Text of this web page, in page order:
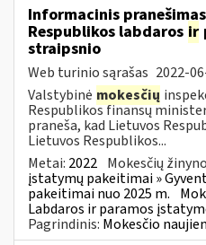
Informacinis
Respublikos labdaros ir
straipsnio
Web turinio sąrašas 2022-
Valstybinė mokesčių
Respublikos finansų
praneša, kad Lietuvos
Lietuvos Respublikos...
Metai: 2022 Mokesčių
įstatymų pakeitimai »
pakeitimai nuo 2025 m.
Labdaros ir paramos
Pagrindinis: Mokesčio